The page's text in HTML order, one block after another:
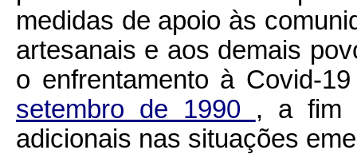
medidas de apoio às
artesanais e aos demais
o enfrentamento à Covid-
setembro de 1990 , a fim
adicionais nas situações